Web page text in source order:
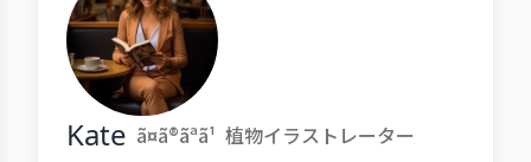
Kate ã¤ã®ãªã¹ 植物イラストレーター